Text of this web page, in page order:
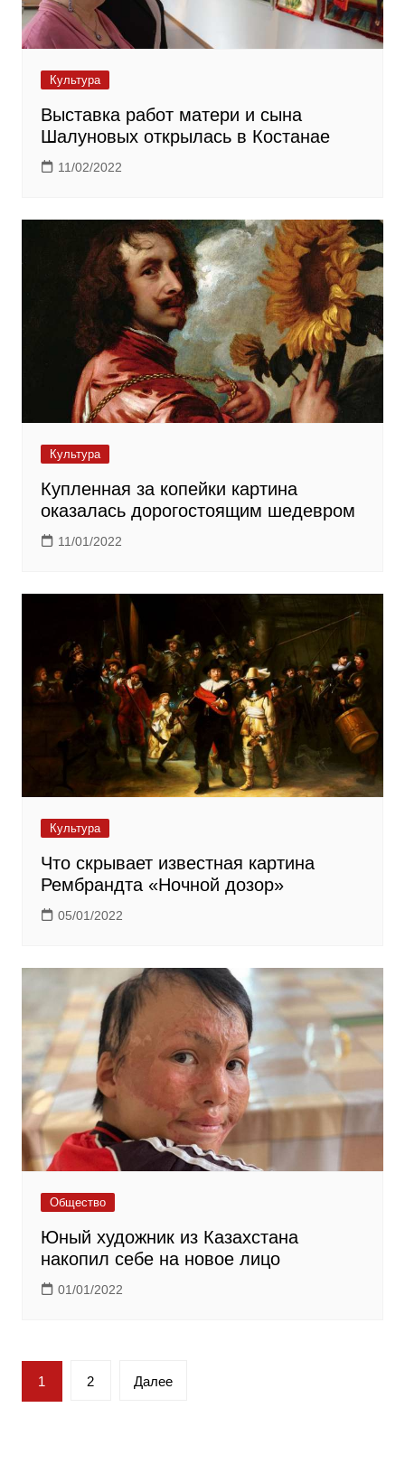
Культура
Выставка работ матери и сына
Шалуновых открылась в Костанае
11/02/2022
Культура
Купленная за копейки картина
оказалась дорогостоящим шедевром
11/01/2022
Культура
Что скрывает известная картина
Рембрандта «Ночной дозор»
05/01/2022
Общество
Юный художник из Казахстана
накопил себе на новое лицо
01/01/2022
Пагинация
записей
1 2 Далее